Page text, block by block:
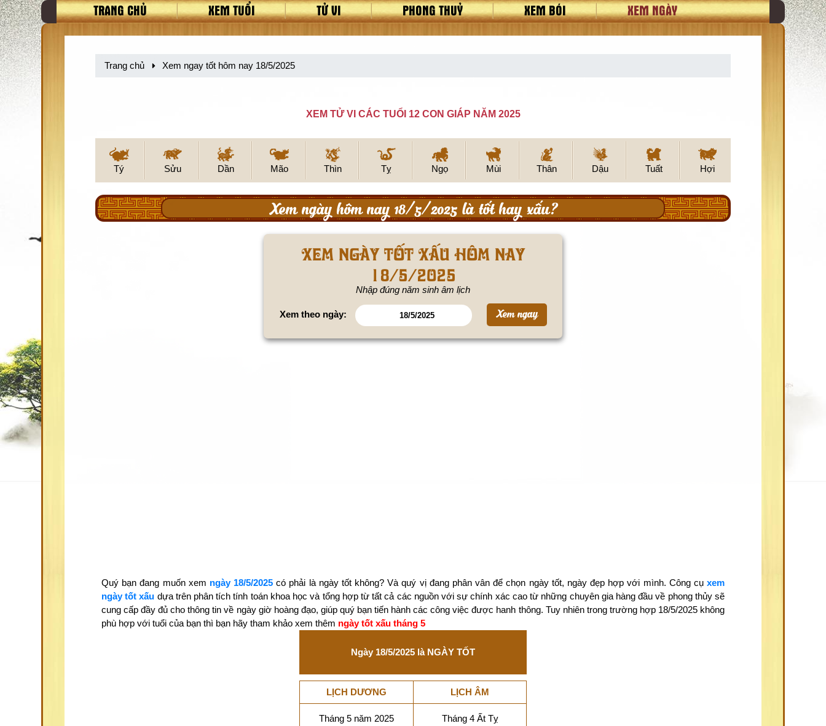
TRANG CHỦ XEM TUỔI TỬ VI PHONG THUỶ XEM BÓI XEM NGÀY
Trang chủ Xem ngay tốt hôm nay 18/5/2025
XEM TỬ VI CÁC TUỔI 12 CON GIÁP NĂM 2025
Tý Sửu Dần Mão Thìn Tỵ Ngọ Mùi Thân Dậu Tuất Hợi
Xem ngày hôm nay 18/5/2025 là tốt hay xấu?
Xem ngày tốt xấu hôm nay
18/5/2025
Nhập đúng năm sinh âm lịch
Xem theo ngày:
Quý bạn đang muốn xem ngày 18/5/2025 có phải là ngày tốt không? Và quý vị đang phân vân để chọn ngày tốt, ngày đẹp hợp với mình. Công cụxem
ngày tốt xấu dựa trên phân tích tính toán khoa học và tổng hợp từ tất cả các nguồn với sự chính xác cao từ những chuyên gia hàng đầu về phong thủy sẽ
cung cấp đầy đủ cho thông tin về ngày giờ hoàng đạo, giúp quý bạn tiến hành các công việc được hanh thông. Tuy nhiên trong trường hợp 18/5/2025 không
phù hợp với tuổi của bạn thì bạn hãy tham khảo xem thêm ngày tốt xấu tháng 5
Ngày 18/5/2025 là NGÀY TỐT
LỊCH DƯƠNG LỊCH ÂM
Tháng 5 năm 2025 Tháng 4 Ất Tỵ